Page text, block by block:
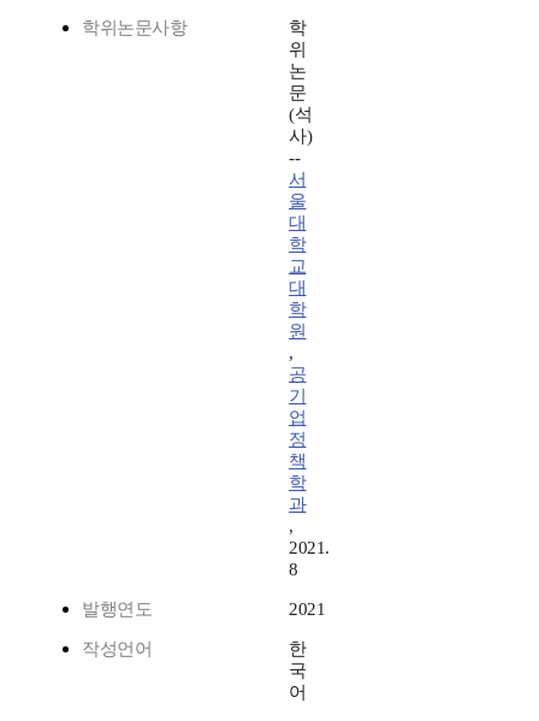
학위논문사항
학
위
논
문
(석
사)
--
서
울
대
학
교
대
학
원
,
공
기
업
정
책
학
과
,
2021.
8
발행연도 2021
작성언어
한
국
어